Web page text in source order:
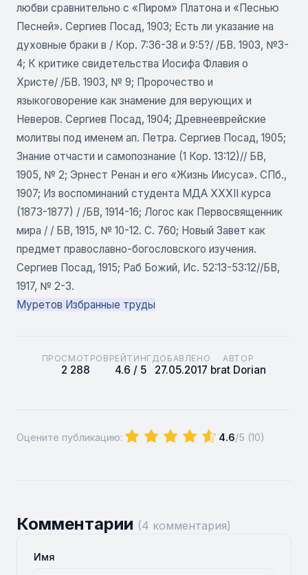
любви сравнительно с «Пиром» Платона и «Песнью
Песней». Сергиев Посад, 1903; Есть ли указание на
духовные браки в / Кор. 7:36-38 и 9:5?/ /БВ. 1903, №3-
4; К критике свидетельства Иосифа Флавия о
Христе/ /БВ. 1903, № 9; Пророчество и
языкоговорение как знамение для верующих и
Неверов. Сергиев Посад, 1904; Древнееврейские
молитвы под именем ап. Петра. Сергиев Посад, 1905;
Знание отчасти и самопознание (1 Кор. 13:12)// БВ,
1905, № 2; Эрнест Ренан и его «Жизнь Иисуса». СПб.,
1907; Из воспоминаний студента МДА XXXII курса
(1873-1877) / /БВ, 1914-16; Логос как Первосвященник
мира / / БВ, 1915, № 10-12. С. 760; Новый Завет как
предмет православно-богословского изучения.
Сергиев Посад, 1915; Раб Божий, Ис. 52:13-53:12//БВ,
1917, № 2-3.
Муретов Избранные труды
ПРОСМОТРОВ
2 288
РЕЙТИНГ
4.6 / 5
ДОБАВЛЕНО
27.05.2017
АВТОР
brat Dorian
Оцените публикацию: 4.6/5 (10)
Комментарии (4 комментария)
Имя